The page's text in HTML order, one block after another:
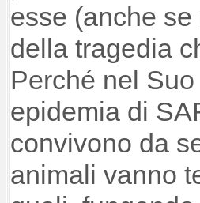
esse (anche
della tragedia
Perché nel
epidemia di
convivono da
animali vanno